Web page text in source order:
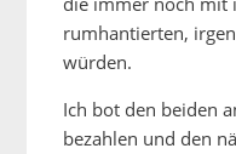
rumhantierten,
würden.
Ich bot den beiden
bezahlen und den